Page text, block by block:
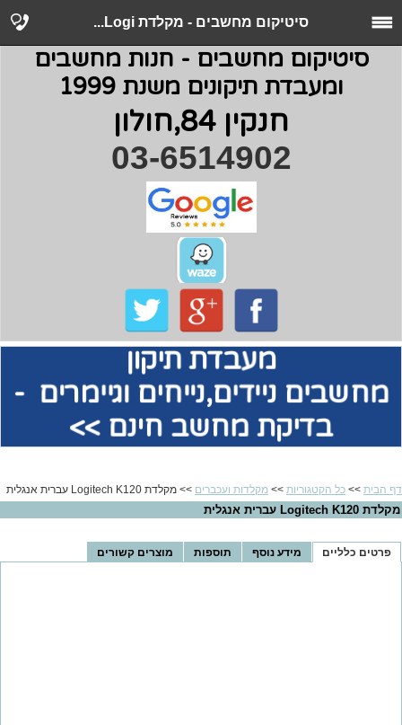
סיטיקום מחשבים - מקלדת Logi...
סיטיקום מחשבים - חנות מחשבים
ומעבדת תיקונים משנת 1999
חנקין 84,חולון
03-6514902
מעבדת תיקון
מחשבים ניידים,נייחים וגיימרים -
בדיקת מחשב חינם >>
דף הבית >> כל הקטגוריות >> מקלדות ועכברים >> מקלדת Logitech K120 עברית אנגלית
מקלדת Logitech K120 עברית אנגלית
פרטים כלליים מידע נוסף תוספות מוצרים קשורים